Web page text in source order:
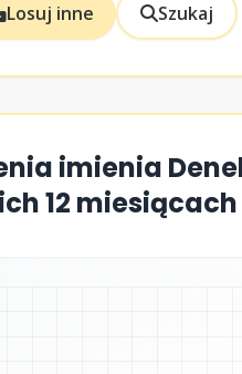
Losuj inne Szukaj
imienia
12 miesiącach